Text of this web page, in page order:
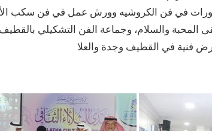
في فن الكروشيه وورش عمل في فن سكب
والسلام، وجماعة الفن التشكيلي
فنية في القطيف وجدة والعلا